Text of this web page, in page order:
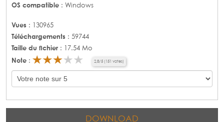
OS compatible : Windows
Vues : 130965
Téléchargements : 59744
Taille du fichier : 17.54 Mo
Note : 2,8/5 151 votes)
DOWNLOAD